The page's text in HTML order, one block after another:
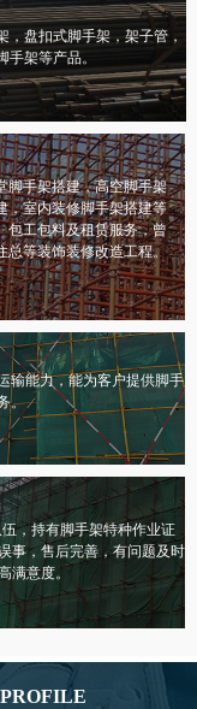
，盘扣式脚手架，架子管，
架等产品。
脚手架搭建，高空脚手架
，室内装修脚手架搭建等
包工包料及租赁服务，曾
总等装饰装修改造工程。
输能力，能为客户提供脚手
。
，持有脚手架特种作业证
事，售后完善，有问题及时
满意度。